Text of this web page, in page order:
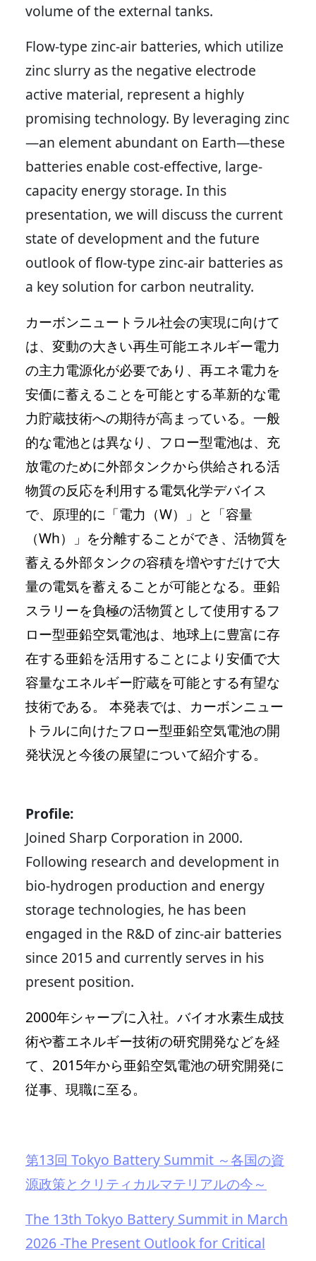
volume of the external tanks.
Flow-type zinc-air batteries, which utilize
zinc slurry as the negative electrode
active material, represent a highly
promising technology. By leveraging zinc
—an element abundant on Earth—these
batteries enable cost-effective, large-
capacity energy storage. In this
presentation, we will discuss the current
state of development and the future
outlook of flow-type zinc-air batteries as
a key solution for carbon neutrality.
カーボンニュートラル社会の実現に向けて
は、変動の大きい再生可能エネルギー電力
の主力電源化が必要であり、再エネ電力を
安価に蓄えることを可能とする革新的な電
力貯蔵技術への期待が高まっている。一般
的な電池とは異なり、フロー型電池は、充
放電のために外部タンクから供給される活
物質の反応を利用する電気化学デバイス
で、原理的に「電力（W）」と「容量
（Wh）」を分離することができ、活物質を
蓄える外部タンクの容積を増やすだけで大
量の電気を蓄えることが可能となる。亜鉛
スラリーを負極の活物質として使用するフ
ロー型亜鉛空気電池は、地球上に豊富に存
在する亜鉛を活用することにより安価で大
容量なエネルギー貯蔵を可能とする有望な
技術である。 本発表では、カーボンニュー
トラルに向けたフロー型亜鉛空気電池の開
発状況と今後の展望について紹介する。
Profile:
Joined Sharp Corporation in 2000.
Following research and development in
bio-hydrogen production and energy
storage technologies, he has been
engaged in the R&D of zinc-air batteries
since 2015 and currently serves in his
present position.
2000年シャープに入社。バイオ水素生成技
術や蓄エネルギー技術の研究開発などを経
て、2015年から亜鉛空気電池の研究開発に
従事、現職に至る。
第13回 Tokyo Battery Summit ～各国の資
源政策とクリティカルマテリアルの今～
The 13th Tokyo Battery Summit in March
2026 -The Present Outlook for Critical